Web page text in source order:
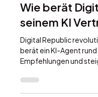
Sandra Llovera
22. Aug. 2025
2
Wie berät
seinem KI
Digital Republic
berät ein KI-Agent rund